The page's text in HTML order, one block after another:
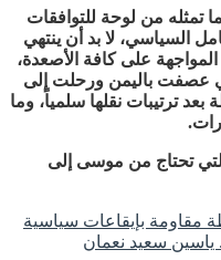
تمثله من لوحة للتوافقات
السياسي، لا بد أن ينتهي
على كافة الأصعدة،
عصفت باليمن ورحلت إلى
ترتيبات نقلها سلمياً، وما
تحتاج من موسى إلى
مقاومة بإيقاعات سياسية
ياسين سعيد نعمان